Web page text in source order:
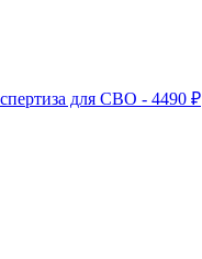
для СВО - 4490 ₽